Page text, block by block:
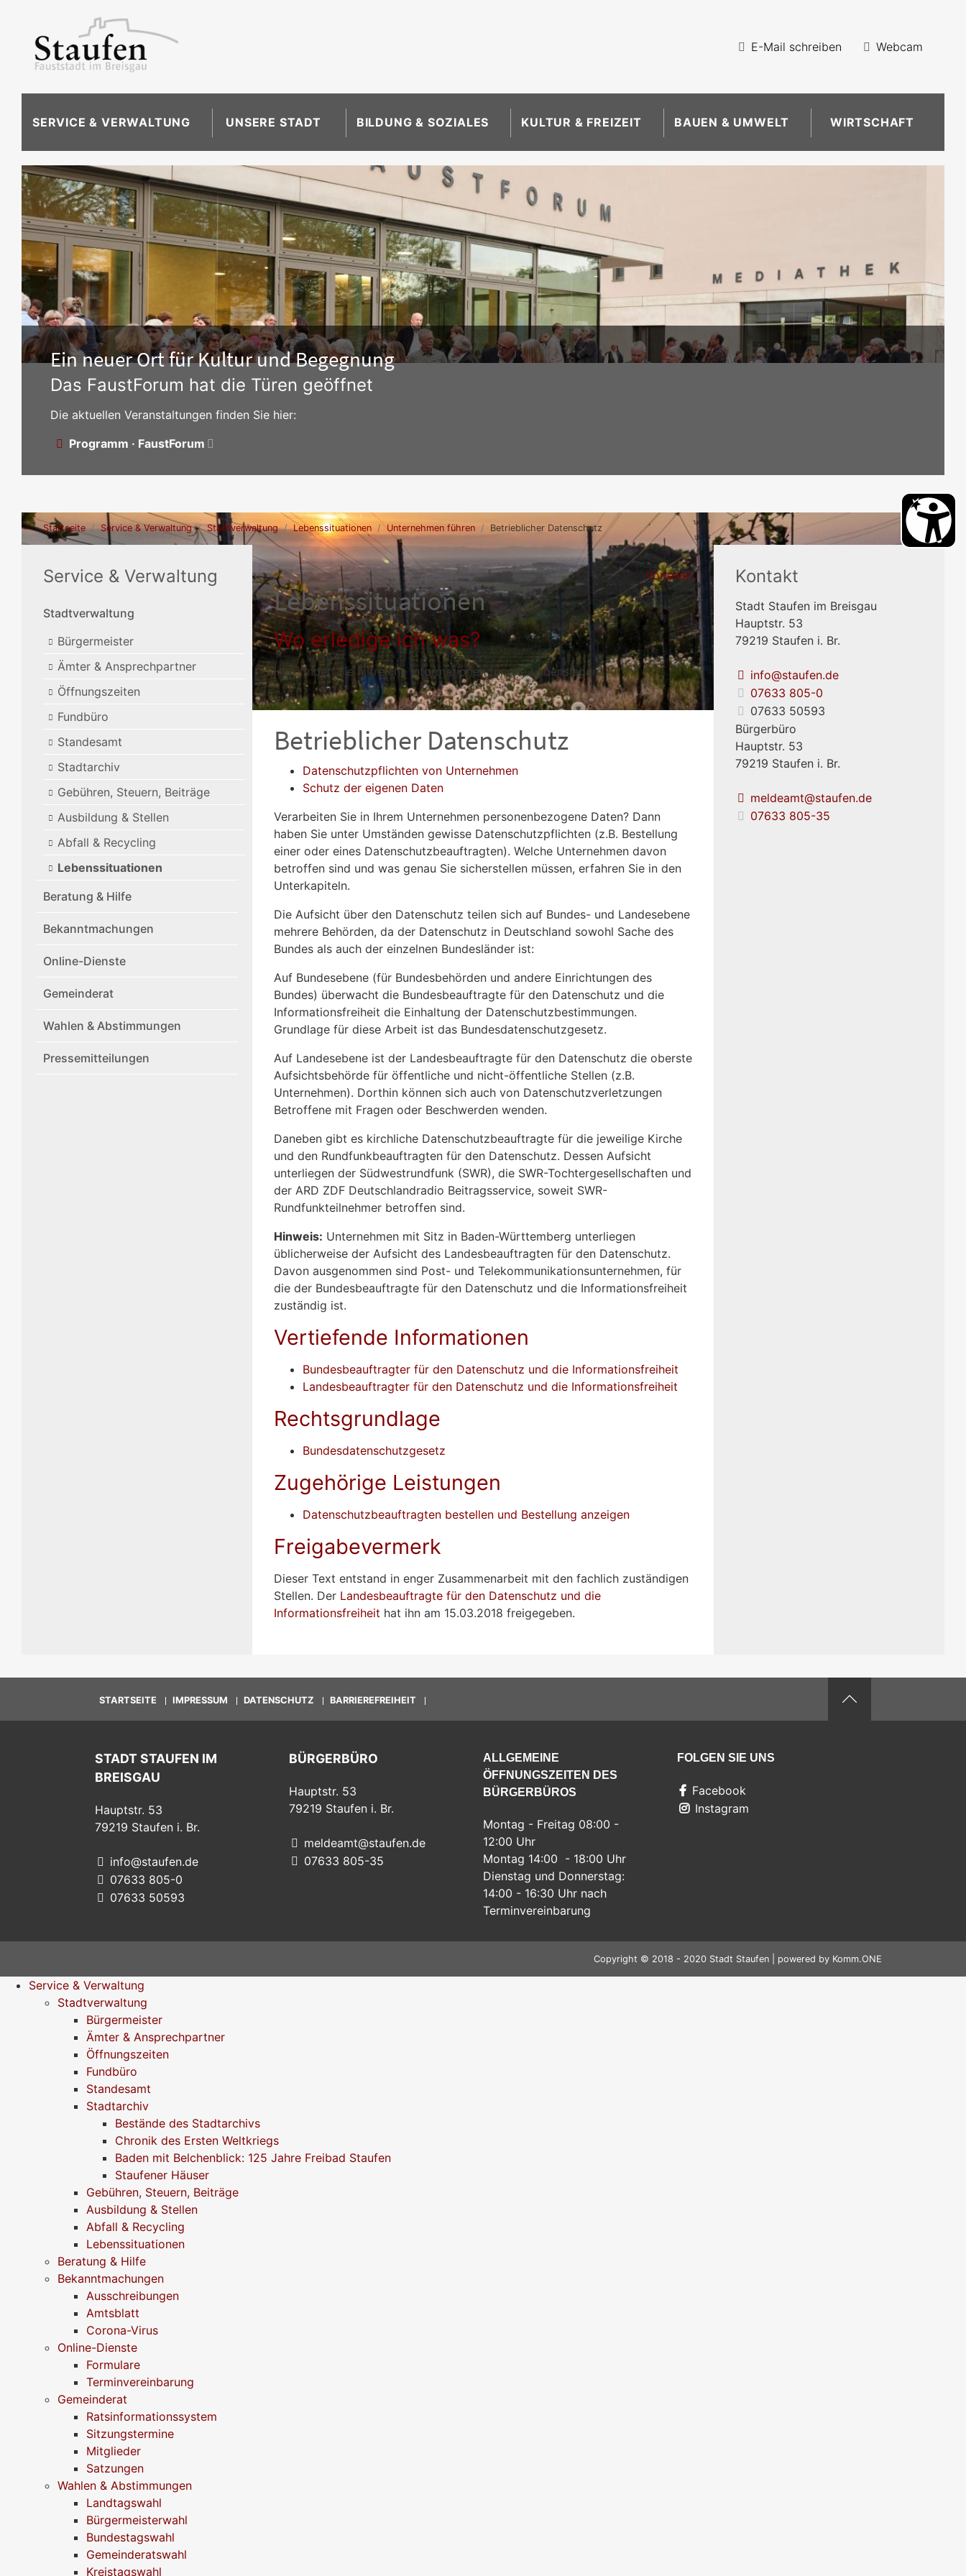
E-Mail schreiben Webcam
SERVICE & VERWALTUNG UNSERE STADT BILDUNG & SOZIALES KULTUR & FREIZEIT BAUEN & UMWELT WIRTSCHAFT
Ein neuer Ort für Kultur und Begegnung
Das FaustForum hat die Türen geöffnet
Die aktuellen Veranstaltungen finden Sie hier:
Programm · FaustForum
Startseite Service & Verwaltung Stadtverwaltung Lebenssituationen Unternehmen führen Betrieblicher Datenschutz
Service & Verwaltung
Stadtverwaltung
Bürgermeister
Ämter & Ansprechpartner
Öffnungszeiten
Fundbüro
Standesamt
Stadtarchiv
Gebühren, Steuern, Beiträge
Ausbildung & Stellen
Abfall & Recycling
Lebenssituationen
Beratung & Hilfe
Bekanntmachungen
Online-Dienste
Gemeinderat
Wahlen & Abstimmungen
Pressemitteilungen
Vorlesen
Lebenssituationen
Wo erledige ich was?
Hier finden Sie hilfreiche Informationen für alle Lebenslagen.
Betrieblicher Datenschutz
Datenschutzpflichten von Unternehmen
Schutz der eigenen Daten
Verarbeiten Sie in Ihrem Unternehmen personenbezogene Daten? Dann
haben Sie unter Umständen gewisse Datenschutzpflichten (z.B. Bestellung
einer oder eines Datenschutzbeauftragten). Welche Unternehmen davon
betroffen sind und was genau Sie sicherstellen müssen, erfahren Sie in den
Unterkapiteln.
Die Aufsicht über den Datenschutz teilen sich auf Bundes- und Landesebene
mehrere Behörden, da der Datenschutz in Deutschland sowohl Sache des
Bundes als auch der einzelnen Bundesländer ist:
Auf Bundesebene (für Bundesbehörden und andere Einrichtungen des
Bundes) überwacht die Bundesbeauftragte für den Datenschutz und die
Informationsfreiheit die Einhaltung der Datenschutzbestimmungen.
Grundlage für diese Arbeit ist das Bundesdatenschutzgesetz.
Auf Landesebene ist der Landesbeauftragte für den Datenschutz die oberste
Aufsichtsbehörde für öffentliche und nicht-öffentliche Stellen (z.B.
Unternehmen). Dorthin können sich auch von Datenschutzverletzungen
Betroffene mit Fragen oder Beschwerden wenden.
Daneben gibt es kirchliche Datenschutzbeauftragte für die jeweilige Kirche
und den Rundfunkbeauftragten für den Datenschutz. Dessen Aufsicht
unterliegen der Südwestrundfunk (SWR), die SWR-Tochtergesellschaften und
der ARD ZDF Deutschlandradio Beitragsservice, soweit SWR-
Rundfunkteilnehmer betroffen sind.
Hinweis: Unternehmen mit Sitz in Baden-Württemberg unterliegen
üblicherweise der Aufsicht des Landesbeauftragten für den Datenschutz.
Davon ausgenommen sind Post- und Telekommunikationsunternehmen, für
die der Bundesbeauftragte für den Datenschutz und die Informationsfreiheit
zuständig ist.
Vertiefende Informationen
Bundesbeauftragter für den Datenschutz und die Informationsfreiheit
Landesbeauftragter für den Datenschutz und die Informationsfreiheit
Rechtsgrundlage
Bundesdatenschutzgesetz
Zugehörige Leistungen
Datenschutzbeauftragten bestellen und Bestellung anzeigen
Freigabevermerk
Dieser Text entstand in enger Zusammenarbeit mit den fachlich zuständigen
Stellen. Der Landesbeauftragte für den Datenschutz und die
Informationsfreiheit hat ihn am 15.03.2018 freigegeben.
Kontakt
Stadt Staufen im Breisgau
Hauptstr. 53
79219 Staufen i. Br.
info@staufen.de
07633 805-0
07633 50593
Bürgerbüro
Hauptstr. 53
79219 Staufen i. Br.
meldeamt@staufen.de
07633 805-35
STARTSEITE IMPRESSUM DATENSCHUTZ BARRIEREFREIHEIT
STADT STAUFEN IM
BREISGAU
Hauptstr. 53
79219 Staufen i. Br.
info@staufen.de
07633 805-0
07633 50593
BÜRGERBÜRO
Hauptstr. 53
79219 Staufen i. Br.
meldeamt@staufen.de
07633 805-35
ALLGEMEINE
ÖFFNUNGSZEITEN DES
BÜRGERBÜROS
Montag - Freitag 08:00 -
12:00 Uhr
Montag 14:00 - 18:00 Uhr
Dienstag und Donnerstag:
14:00 - 16:30 Uhr nach
Terminvereinbarung
FOLGEN SIE UNS
Facebook
Instagram
Copyright © 2018 - 2020 Stadt Staufen | powered by Komm.ONE
Service & Verwaltung
Stadtverwaltung
Bürgermeister
Ämter & Ansprechpartner
Öffnungszeiten
Fundbüro
Standesamt
Stadtarchiv
Bestände des Stadtarchivs
Chronik des Ersten Weltkriegs
Baden mit Belchenblick: 125 Jahre Freibad Staufen
Staufener Häuser
Gebühren, Steuern, Beiträge
Ausbildung & Stellen
Abfall & Recycling
Lebenssituationen
Beratung & Hilfe
Bekanntmachungen
Ausschreibungen
Amtsblatt
Corona-Virus
Online-Dienste
Formulare
Terminvereinbarung
Gemeinderat
Ratsinformationssystem
Sitzungstermine
Mitglieder
Satzungen
Wahlen & Abstimmungen
Landtagswahl
Bürgermeisterwahl
Bundestagswahl
Gemeinderatswahl
Kreistagswahl